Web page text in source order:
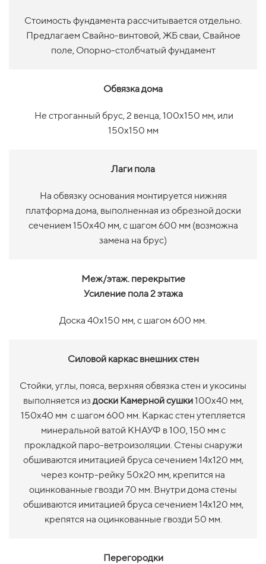
Стоимость фундамента рассчитывается отдельно.
Предлагаем Свайно-винтовой, ЖБ сваи, Свайное
поле, Опорно-столбчатый фундамент
Обвязка дома
Не строганный брус, 2 венца, 100х150 мм, или
150х150 мм
Лаги пола
На обвязку основания монтируется нижняя
платформа дома, выполненная из обрезной доски
сечением 150х40 мм, с шагом 600 мм (возможна
замена на брус)
Меж/этаж. перекрытие
Усиление пола 2 этажа
Доска 40х150 мм, с шагом 600 мм.
Силовой каркас внешних стен
Стойки, углы, пояса, верхняя обвязка стен и укосины
выполняется из доски Камерной сушки100х40 мм,
150х40 мм с шагом 600 мм. Каркас стен утепляется
минеральной ватой КНАУФ в 100, 150 мм с
прокладкой паро-ветроизоляции. Стены снаружи
обшиваются имитацией бруса сечением 14х120 мм,
через контр-рейку 50х20 мм, крепится на
оцинкованные гвозди 70 мм. Внутри дома стены
обшиваются имитацией бруса сечением 14х120 мм,
крепятся на оцинкованные гвозди 50 мм.
Перегородки